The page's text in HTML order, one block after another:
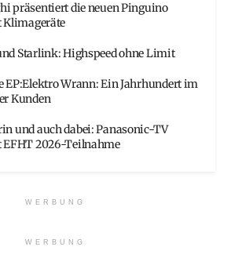
präsentiert die neuen Pinguino
Klimageräte
Starlink: Highspeed ohne Limit
EP:Elektro Wrann: Ein Jahrhundert im
Kunden
und auch dabei: Panasonic-TV
EFHT 2026-Teilnahme
WERBUNG
WERBUNG